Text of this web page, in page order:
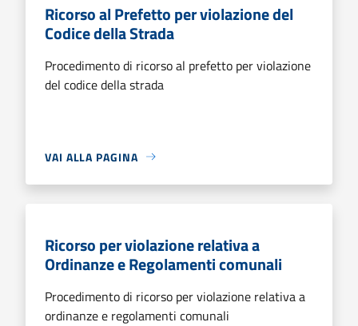
Ricorso al Prefetto per violazione del
Codice della Strada
Procedimento di ricorso al prefetto per violazione
del codice della strada
VAI ALLA PAGINA
Ricorso per violazione relativa a
Ordinanze e Regolamenti comunali
Procedimento di ricorso per violazione relativa a
ordinanze e regolamenti comunali